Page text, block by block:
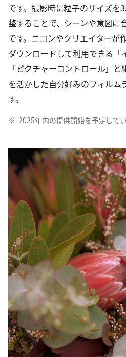
です。撮影時に粒子のサイズを
整することで、シーンや意図に
です。ニコンやクリエイターが
ダウンロードして利用できる「
「ピクチャーコントロール」
を活かした自分好みのフィルム
す。
※ 2025年内の提供開始を予定してい